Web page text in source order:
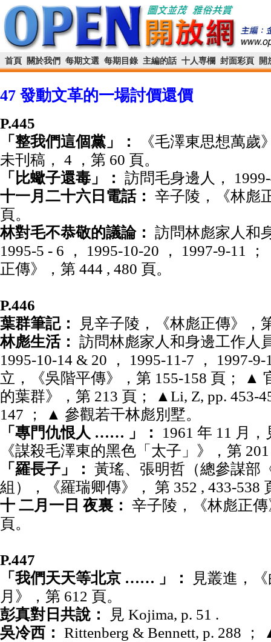
首頁 關於我們 每期文選 每期目錄 主編的話 十人専欄 封面彩頁 開
47 發動文革的一場討價還價
P.445
「整我們這個黨」：
《毛澤東思想萬歲
未刊稿， 4 ，第 60 頁。
「比蠍子還毒」： 訪問毛身邊人，
十一月二十六日電話： 辛子陵，《林彪
頁。
林對毛不恭敬的議論： 訪問林彪家人和
1995-5 - 6 ， 1995-10-20 ， 1997-9-11
正傳》，第 444 , 480 頁。
P.446
葉群筆記：
見辛子陵，《林彪正傳》，
林彪生活： 訪問林彪家人和身邊工作人
1995-10-14 & 20 ， 1995-11-7 ， 1997-
立，《吳階平傳》，第 155-158 頁； ▲
的葉群》，第 213 頁； ▲Li, Z, pp. 453-
147 ； ▲ 參觀若干林彪別墅。
「專門仇恨人 …… 」： 1961 年 11 月
《謀殺毛澤東的黑色「太子」》，第
「羅長子」： 黃瑤、張明哲（總參謀部
組），《羅瑞卿傳》， 第 352 , 433-538
十 二月一日 夜裏： 辛子陵，《林彪正傳
頁。
P.447
「我們天天等北京 …… 」：
見叢進，
月》，第 612 頁。
彭真對日共說：
見 Kojima, p. 51 .
吳冷西： Rittenberg & Bennett, p. 288